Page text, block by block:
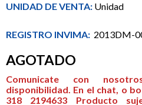
UNIDAD DE VENTA: Unidad
REGISTRO INVIMA: 2013DM-
AGOTADO
Comunicate con
disponibilidad. En el chat, o
318 2194633 Producto